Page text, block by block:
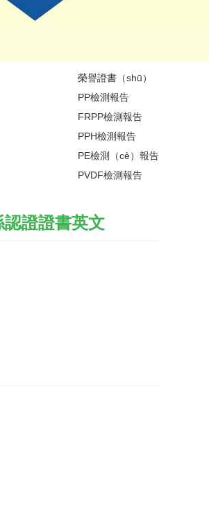
榮譽證書（shū）
PP檢測報告
FRPP檢測報告
PPH檢測報告
PE檢測（cè）報告
PVDF檢測報告
證證書英文